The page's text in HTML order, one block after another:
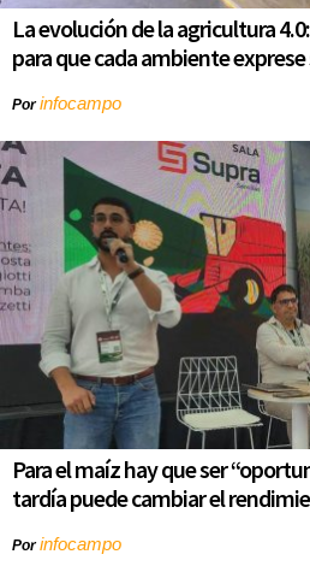
La evolución de la agricultura
para que cada ambiente
Porinfocampo
Para el maíz hay que ser
tardía puede cambiar el
Porinfocampo